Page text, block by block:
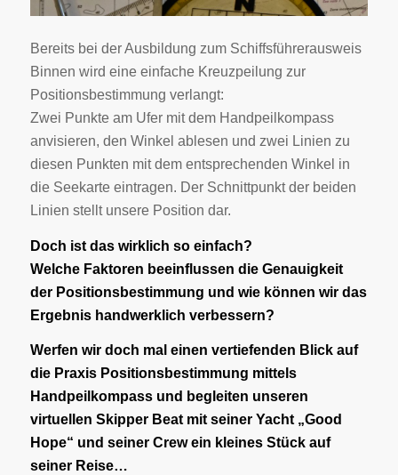
Bereits bei der Ausbildung zum Schiffsführerausweis
Binnen wird eine einfache Kreuzpeilung zur
Positionsbestimmung verlangt:
Zwei Punkte am Ufer mit dem Handpeilkompass
anvisieren, den Winkel ablesen und zwei Linien zu
diesen Punkten mit dem entsprechenden Winkel in
die Seekarte eintragen. Der Schnittpunkt der beiden
Linien stellt unsere Position dar.
Doch ist das wirklich so einfach?
Welche Faktoren beeinflussen die Genauigkeit
der Positionsbestimmung und wie können wir das
Ergebnis handwerklich verbessern?
Werfen wir doch mal einen vertiefenden Blick auf
die Praxis Positionsbestimmung mittels
Handpeilkompass und begleiten unseren
virtuellen Skipper Beat mit seiner Yacht „Good
Hope“ und seiner Crew ein kleines Stück auf
seiner Reise…